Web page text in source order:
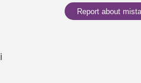
Report about